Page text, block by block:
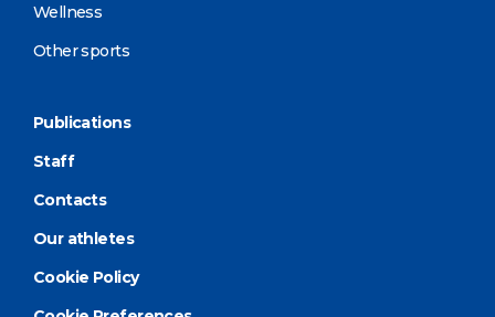
Wellness
Other sports
Publications
Staff
Contacts
Our athletes
Cookie Policy